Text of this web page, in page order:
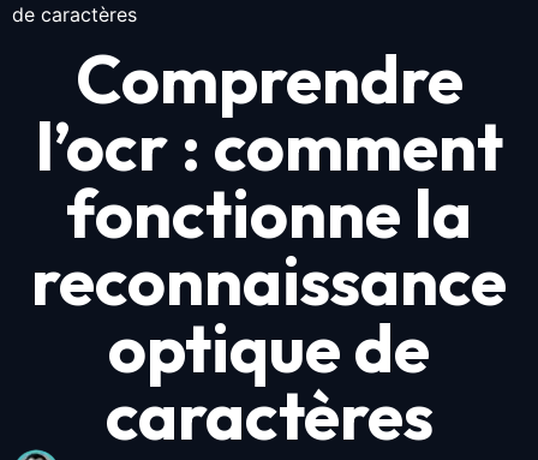
de caractères
Comprendre
l’ocr : comment
fonctionne la
reconnaissance
optique de
caractères